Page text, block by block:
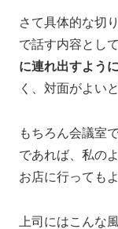
さて具体的な切
で話す内容とし
に連れ出すよう
く、対面がよい
もちろん会議室
であれば、私の
お店に行っても
上司にはこんな